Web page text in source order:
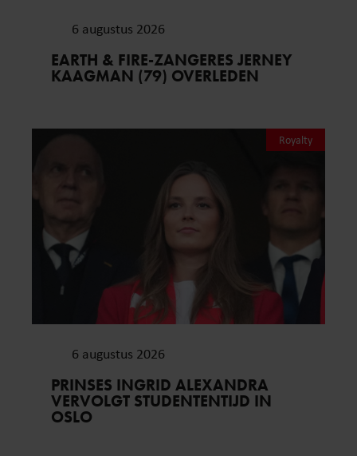
6 augustus 2026
EARTH & FIRE-ZANGERES JERNEY
KAAGMAN (79) OVERLEDEN
Royalty
6 augustus 2026
PRINSES INGRID ALEXANDRA
VERVOLGT STUDENTENTIJD IN
OSLO